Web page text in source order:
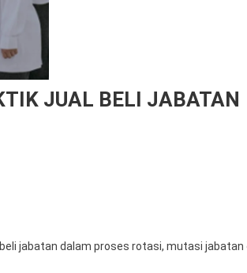
JUAL BELI JABATAN
jabatan dalam proses rotasi, mutasi jabatan